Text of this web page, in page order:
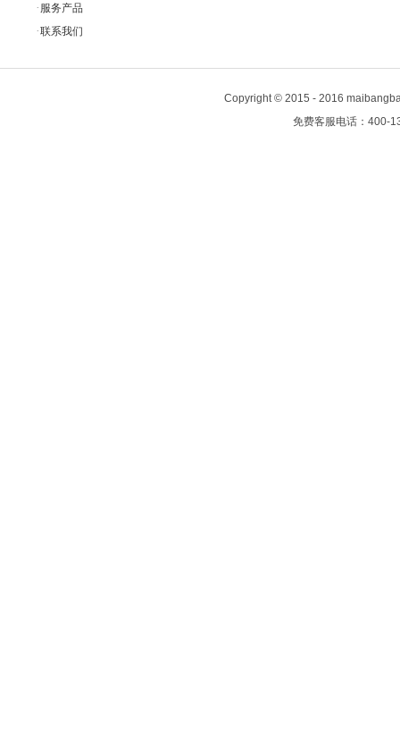
· 服务产品
·联系我们
Copyright© 2015 - 2016
免费客服电话：400-